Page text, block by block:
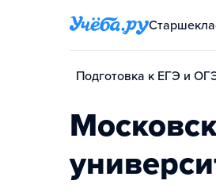
Подготовка к ЕГЭ и